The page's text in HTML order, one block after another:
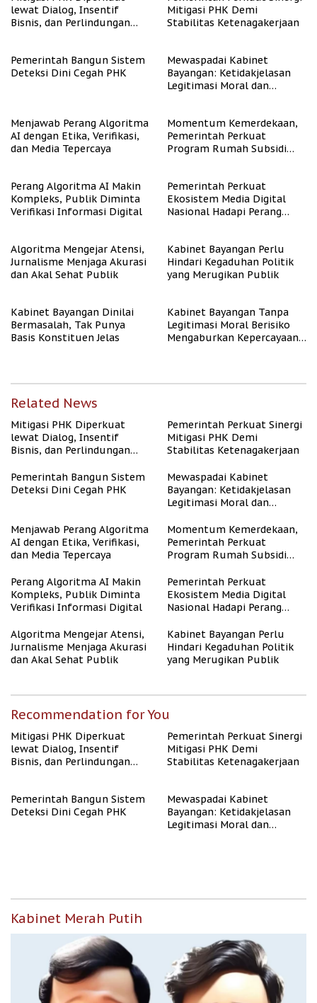
lewat Dialog, Insentif
Bisnis, dan Perlindungan
Mitigasi PHK Demi
Stabilitas Ketenagakerjaan
Pemerintah Bangun Sistem
Deteksi Dini Cegah PHK
Mewaspadai Kabinet
Bayangan: Ketidakjelasan
Legitimasi Moral dan
Menjawab Perang Algoritma
AI dengan Etika, Verifikasi,
dan Media Tepercaya
Momentum Kemerdekaan,
Pemerintah Perkuat
Program Rumah Subsidi
Perang Algoritma AI Makin
Kompleks, Publik Diminta
Verifikasi Informasi Digital
Pemerintah Perkuat
Ekosistem Media Digital
Nasional Hadapi Perang
Algoritma Mengejar Atensi,
Jurnalisme Menjaga Akurasi
dan Akal Sehat Publik
Kabinet Bayangan Perlu
Hindari Kegaduhan Politik
yang Merugikan Publik
Kabinet Bayangan Dinilai
Bermasalah, Tak Punya
Basis Konstituen Jelas
Kabinet Bayangan Tanpa
Legitimasi Moral Berisiko
Mengaburkan Kepercayaan
Related News
Mitigasi PHK Diperkuat
lewat Dialog, Insentif
Bisnis, dan Perlindungan
Pemerintah Perkuat Sinergi
Mitigasi PHK Demi
Stabilitas Ketenagakerjaan
Pemerintah Bangun Sistem
Deteksi Dini Cegah PHK
Mewaspadai Kabinet
Bayangan: Ketidakjelasan
Legitimasi Moral dan
Menjawab Perang Algoritma
AI dengan Etika, Verifikasi,
dan Media Tepercaya
Momentum Kemerdekaan,
Pemerintah Perkuat
Program Rumah Subsidi
Berpenghasilan Rendah
Perang Algoritma AI Makin
Kompleks, Publik Diminta
Verifikasi Informasi Digital
Pemerintah Perkuat
Ekosistem Media Digital
Nasional Hadapi Perang
Algoritma Mengejar Atensi,
Jurnalisme Menjaga Akurasi
dan Akal Sehat Publik
Kabinet Bayangan Perlu
Hindari Kegaduhan Politik
yang Merugikan Publik
Recommendation for You
Mitigasi PHK Diperkuat
lewat Dialog, Insentif
Bisnis, dan Perlindungan
Pemerintah Perkuat Sinergi
Mitigasi PHK Demi
Stabilitas Ketenagakerjaan
Pemerintah Bangun Sistem
Deteksi Dini Cegah PHK
Mewaspadai Kabinet
Bayangan: Ketidakjelasan
Legitimasi Moral dan
Kabinet Merah Putih